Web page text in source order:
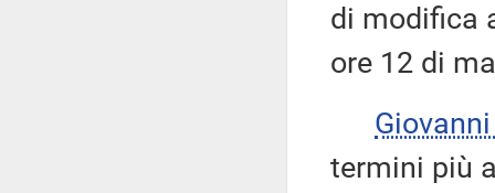
di modifica
ore 12 di
termini più